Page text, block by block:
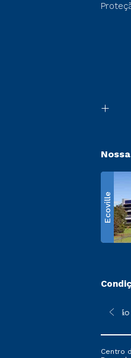
Ecoville
sofrer alterações
*A condição
Centro